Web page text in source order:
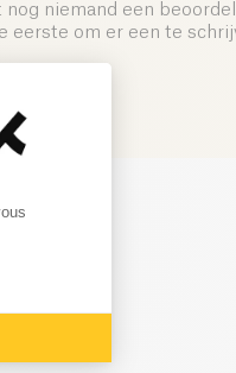
niemand een
eerste om er een te